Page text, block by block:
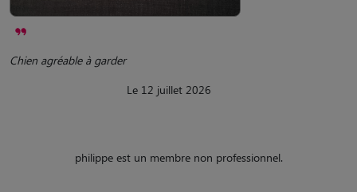
Chien agréable à garder
Le 12 juillet 2026
philippe est un membre non professionnel.